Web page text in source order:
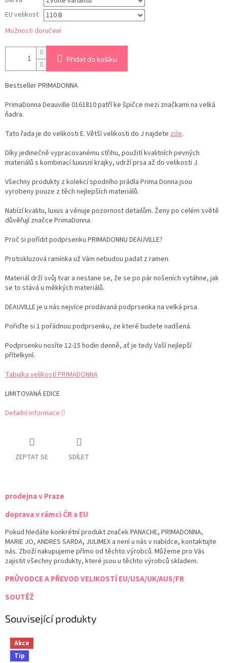
EU velikost
Možnosti doručení
Přidat do košíku
Bestseller PRIMADONNA
PrimaDonna Deauville 0161810 patří ke špičce mezi značkami na velká
ňadra.
Tato řada je do velikosti E. Větší velikosti do J najdete zde.
Díky jedinečně vypracovanému střihu, použití kvalitních pevných
materiálů s kombinací luxusní krajky, udrží prsa až do velikosti J.
Všechny produkty z kolekcí spodního prádla Prima Donna jsou
vyrobeny pouze z těch nejlepších materiálů.
Nabízí kvalitu, luxus a věnuje pozornost detailům. Ženy po celém světě
důvěřují značce PrimaDonna.
Proč si pořídit podprsenku PRIMADONNU DEAUVILLE?
Protiskluzová ramínka už Vám nebudou padat z ramen.
Materiál drží svůj tvar a nestane se, že se po pár nošeních vytáhne, jak
se to stává u měkkých materiálů.
DEAUVILLE je u nás nejvíce prodávaná podprsenka na velká prsa.
Pořiďte si 1 pořádnou podprsenku, ze které budete nadšená.
Podprsenku nosíte 12-15 hodin denně, ať je tedy Vaší nejlepší
přítelkyní.
Tabulka velikostí PRIMADONNA
LIMITOVANÁ EDICE
Detailní informace
ZEPTAT SE SDÍLET
prodejna v Praze
doprava v rámci ČR a EU
Pokud hledáte konkrétní produkt značek PANACHE, PRIMADONNA,
MARIE JO, ANDRES SARDA, JULIMEX a není u nás v nabídce, kontaktujte
nás. Zboží nakupujeme přímo od těchto výrobců. Můžeme pro Vás
zajistit všechny produkty, které jsou u těchto výrobců skladem.
PRŮVODCE A PŘEVOD VELIKOSTÍ EU/USA/UK/AUS/FR
SOUTĚŽ
Související produkty
Akce
Tip